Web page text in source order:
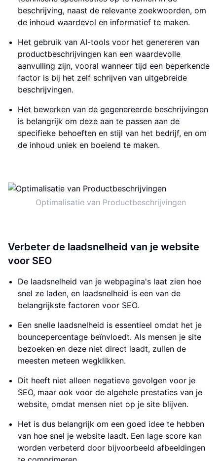
beschrijving, naast de relevante zoekwoorden, om
de inhoud waardevol en informatief te maken.
Het gebruik van AI-tools voor het genereren van
productbeschrijvingen kan een waardevolle
aanvulling zijn, vooral wanneer tijd een beperkende
factor is bij het zelf schrijven van uitgebreide
beschrijvingen.
Het bewerken van de gegenereerde beschrijvingen
is belangrijk om deze aan te passen aan de
specifieke behoeften en stijl van het bedrijf, en om
de inhoud uniek en boeiend te maken.
Optimalisatie van Productbeschrijvingen
Verbeter de laadsnelheid van je website
voor SEO
De laadsnelheid van je webpagina's laat zien hoe
snel ze laden, en laadsnelheid is een van de
belangrijkste factoren voor SEO.
Een snelle laadsnelheid is essentieel omdat het je
bouncepercentage beïnvloedt. Als mensen je site
bezoeken en deze niet direct laadt, zullen de
meesten meteen wegklikken.
Dit heeft niet alleen negatieve gevolgen voor je
SEO, maar ook voor de algehele prestaties van je
website, omdat mensen niet op je site blijven.
Het is dus belangrijk om een goed idee te hebben
van hoe snel je website laadt. Een lage score kan
worden verbeterd door bijvoorbeeld afbeeldingen